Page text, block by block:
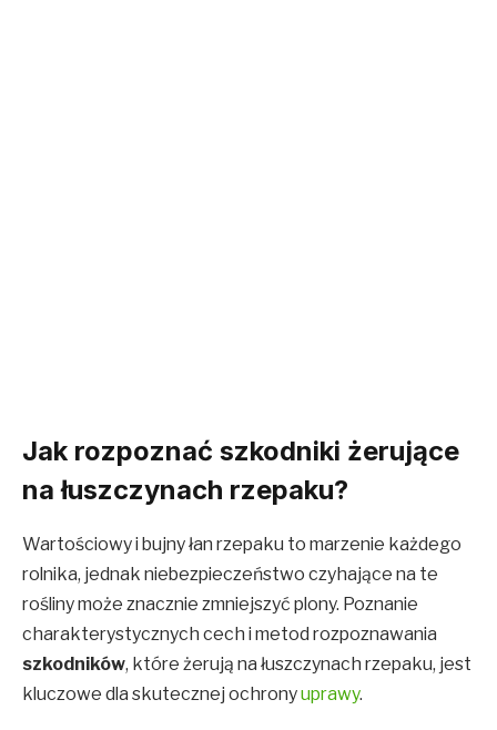
Jak rozpoznać szkodniki żerujące
na łuszczynach rzepaku?
Wartościowy i bujny łan rzepaku to marzenie każdego
rolnika, jednak niebezpieczeństwo czyhające na te
rośliny może znacznie zmniejszyć plony. Poznanie
charakterystycznych cech i metod rozpoznawania
szkodników, które żerują na łuszczynach rzepaku, jest
kluczowe dla skutecznej ochronyuprawy.